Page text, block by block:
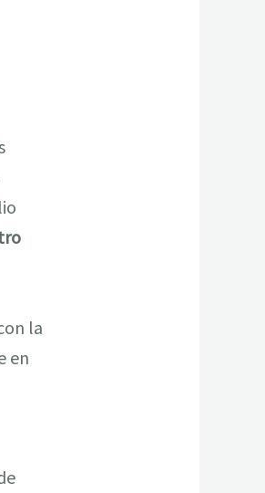
la
en